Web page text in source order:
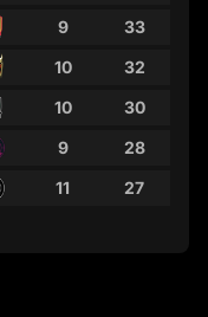
9
33
10
32
10
30
9
28
11 27